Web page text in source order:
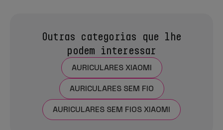
Outras categorias que lhe
podem interessar
AURICULARES XIAOMI
AURICULARES SEM FIO
AURICULARES SEM FIOS XIAOMI